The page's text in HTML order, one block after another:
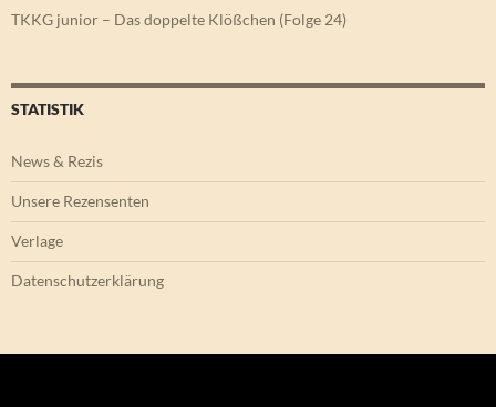
TKKG junior – Das doppelte Klößchen (Folge 24)
STATISTIK
News & Rezis
Unsere Rezensenten
Verlage
Datenschutzerklärung